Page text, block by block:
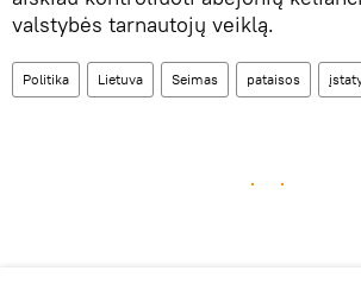
valstybės tarnautojų veiklą.
Politika Lietuva Seimas pataisos